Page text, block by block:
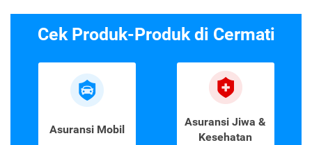
Cek Produk-Produk di Cermati
Asuransi Mobil
Asuransi Jiwa &
Kesehatan